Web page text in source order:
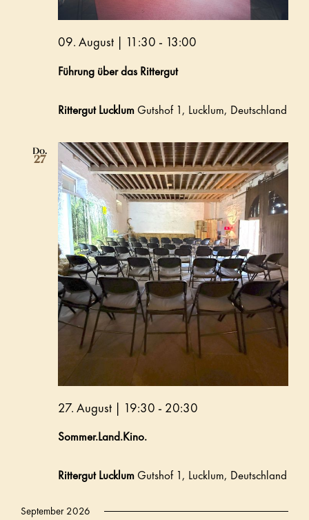
Führung über das Rittergut
09. August | 11:30 - 13:00
Rittergut Lucklum Gutshof 1, Lucklum, Deutschland
Do.
27
Sommer.Land.Kino.
27. August | 19:30 - 20:30
Rittergut Lucklum Gutshof 1, Lucklum, Deutschland
September 2026